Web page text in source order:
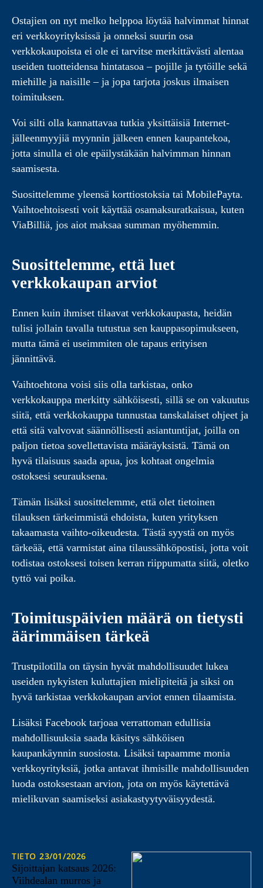
Ostajien on nyt melko helppoa löytää halvimmat hinnat
eri verkkoyrityksissä ja onneksi suurin osa
verkkokaupoista ei ole ei tarvitse merkittävästi alentaa
useiden tuotteidensa hintatasoa – pojille ja tytöille sekä
miehille ja naisille – ja jopa tarjota joskus ilmaisen
toimituksen.
Voi silti olla kannattavaa tutkia yksittäisiä Internet-
jälleenmyyjiä myynnin jälkeen ennen kaupantekoa,
jotta sinulla ei ole epäilystäkään halvimman hinnan
saamisesta.
Suosittelemme yleensä korttiostoksia tai MobilePayta.
Vaihtoehtoisesti voit käyttää osamaksuratkaisua, kuten
ViaBilliä, jos aiot maksaa summan myöhemmin.
Suosittelemme, että luet
verkkokaupan arviot
Ennen kuin ihmiset tilaavat verkkokaupasta, heidän
tulisi jollain tavalla tutustua sen kauppasopimukseen,
mutta tämä ei useimmiten ole tapaus erityisen
jännittävä.
Vaihtoehtona voisi siis olla tarkistaa, onko
verkkokauppa merkitty sähköisesti, sillä se on vakuutus
siitä, että verkkokauppa tunnustaa tanskalaiset ohjeet ja
että sitä valvovat säännöllisesti asiantuntijat, joilla on
paljon tietoa sovellettavista määräyksistä. Tämä on
hyvä tilaisuus saada apua, jos kohtaat ongelmia
ostoksesi seurauksena.
Tämän lisäksi suosittelemme, että olet tietoinen
tilauksen tärkeimmistä ehdoista, kuten yrityksen
takaamasta vaihto-oikeudesta. Tästä syystä on myös
tärkeää, että varmistat aina tilaussähköpostisi, jotta voit
todistaa ostoksesi toisen kerran riippumatta siitä, oletko
tyttö vai poika.
Toimituspäivien määrä on tietysti
äärimmäisen tärkeä
Trustpilotilla on täysin hyvät mahdollisuudet lukea
useiden nykyisten kuluttajien mielipiteitä ja siksi on
hyvä tarkistaa verkkokaupan arviot ennen tilaamista.
Lisäksi Facebook tarjoaa verrattoman edullisia
mahdollisuuksia saada käsitys sähköisen
kaupankäynnin suosiosta. Lisäksi tapaamme monia
verkkoyrityksiä, jotka antavat ihmisille mahdollisuuden
luoda ostoksestaan arvion, jota on myös käytettävä
mielikuvan saamiseksi asiakastyytyväisyydestä.
TIETO 23/01/2026
Sijoittajan katsaus 2026:
Viihdealan murros ja